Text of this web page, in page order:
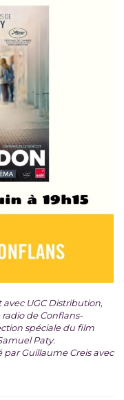
UGC Distribution,
de Conflans-
spéciale du film
Paty.
Guillaume Creis avec